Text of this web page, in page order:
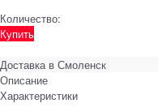
Количество:
Купить
Доставка в Смоленск
Описание
Характеристики